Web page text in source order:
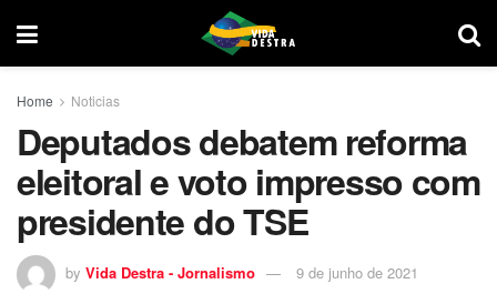
Home Noticias
Deputados debatem reforma
eleitoral e voto impresso com
presidente do TSE
by Vida Destra - Jornalismo 9 de junho de 2021